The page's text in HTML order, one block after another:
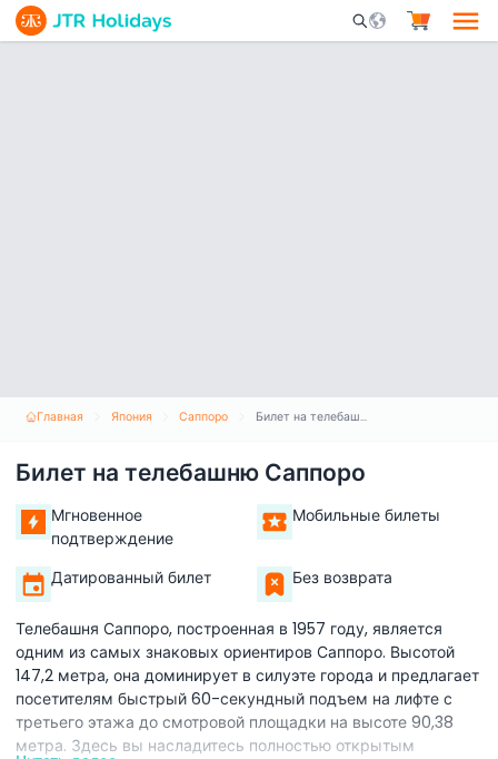
Mobile Search
Главная Япония Саппоро Билет на телебашню Саппоро
Билет на телебашню Саппоро
Мгновенное
подтверждение
Мобильные билеты
Датированный билет Без возврата
Телебашня Саппоро, построенная в 1957 году, является
одним из самых знаковых ориентиров Саппоро. Высотой
147,2 метра, она доминирует в силуэте города и предлагает
посетителям быстрый 60-секундный подъем на лифте с
третьего этажа до смотровой площадки на высоте 90,38
метра. Здесь вы насладитесь полностью открытым